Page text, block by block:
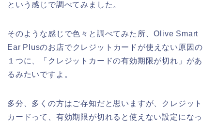
という感じで調べてみました。
そのような感じで色々と調べてみた所、Olive Smart
Ear Plusのお店でクレジットカードが使えない原因の
１つに、「クレジットカードの有効期限が切れ」があ
るみたいですよ。
多分、多くの方はご存知だと思いますが、クレジット
カードって、有効期限が切れると使えない設定になっ